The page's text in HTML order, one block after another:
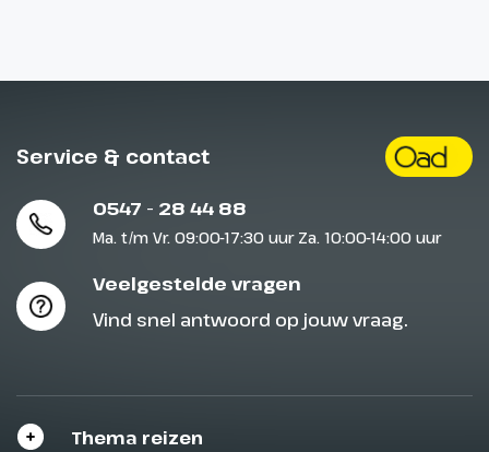
Service & contact
0547 - 28 44 88
Ma. t/m Vr. 09:00-17:30 uur Za. 10:00-14:00 uur
Veelgestelde vragen
Vind snel antwoord op jouw vraag.
Thema reizen